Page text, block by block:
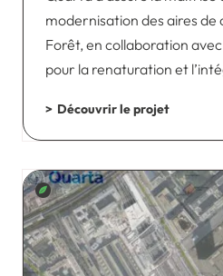
modernisation des aires
Forêt, en collaboration
pour la renaturation et
Découvrir le projet